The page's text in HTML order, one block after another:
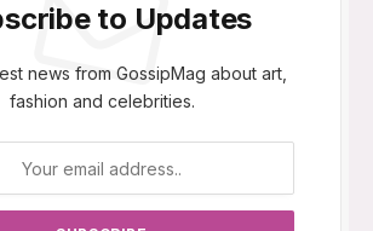
to Updates
news from GossipMag about art,
fashion and celebrities.